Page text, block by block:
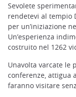
Sevolete
rendetevi al tempio
per un’iniziazione
Un’esperienza
costruito nel 1262
Unavolta varcate le
conferenze, attigua
faranno visitare